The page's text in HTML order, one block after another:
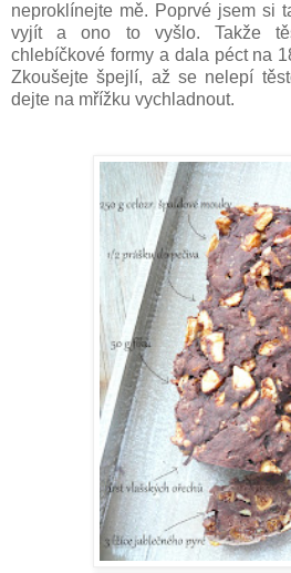
neproklínejte mě. Poprvé jsem si
vyjít a ono to vyšlo. Takže
chlebíčkové formy a dala péct na
Zkoušejte špejlí, až se nelepí
dejte na mřížku vychladnout.